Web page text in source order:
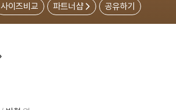
사이즈비교 파트너샵 공유하기